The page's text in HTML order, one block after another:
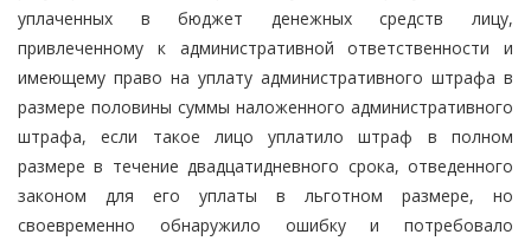
уплаченных в бюджет денежных средств лицу,
привлеченному к административной ответственности и
имеющему право на уплату административного штрафа в
размере половины суммы наложенного административного
штрафа, если такое лицо уплатило штраф в полном
размере в течение двадцатидневного срока, отведенного
законом для его уплаты в льготном размере, но
своевременно обнаружило ошибку и потребовало